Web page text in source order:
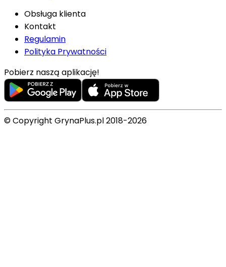
Obsługa klienta
Kontakt
Regulamin
Polityka Prywatności
Pobierz naszą aplikację!
© Copyright GrynaPlus.pl 2018-2026